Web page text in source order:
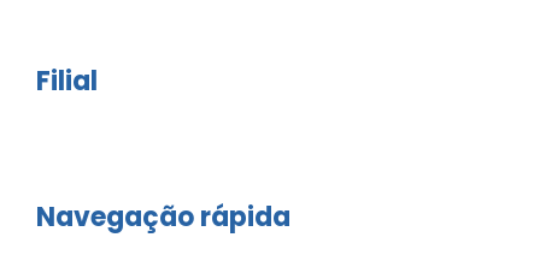
Filial
Navegação rápida